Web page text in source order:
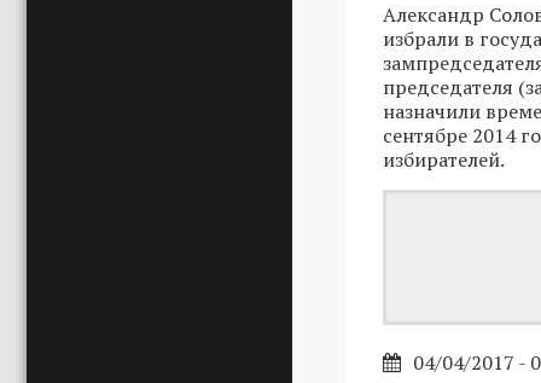
Александр
избрали в
председателя
назначили
сентябре 2014
избирателей.
04/04/2017 -